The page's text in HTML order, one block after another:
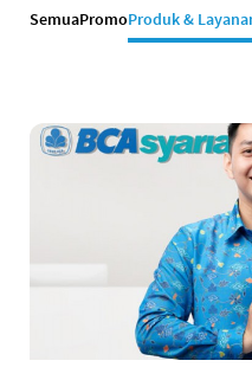
SemuaPromoProduk &